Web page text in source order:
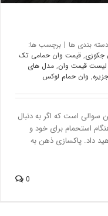
بندی ها
برچسب ها:
,قیمت وان حمامی تک
قیمت وان ,مدل های
,وان حمام لوکس
است که اگر به دنبال
برای خود و
داد. پاکسازی ذهن به